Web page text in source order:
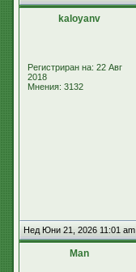
kaloyanv
Регистриран на: 22 Авг
2018
Мнения: 3132
Нед Юни 21, 2026 11:01 am
Man